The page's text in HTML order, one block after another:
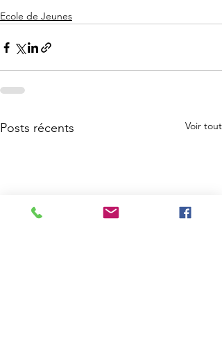
Ecole de Jeunes
Posts récents Voir tout